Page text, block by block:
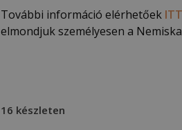
További információ elérhetőek ITT
elmondjuk személyesen a
16 készleten